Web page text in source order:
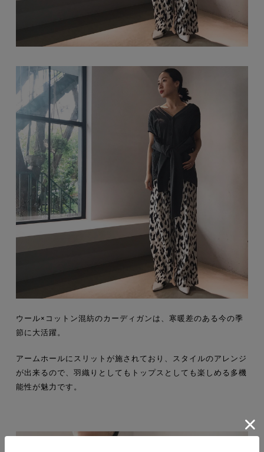
ウール×コットン混紡のカーディガンは、寒暖差のある今の季
節に大活躍。
アームホールにスリットが施されており、スタイルのアレンジ
が出来るので、羽織りとしてもトップスとしても楽しめる多機
能性が魅力です。